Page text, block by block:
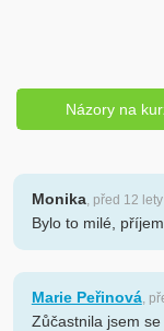
Názory na
Monika, před 12 lety
Bylo to milé,
Marie Peřinová,
Zůčastnila jsem